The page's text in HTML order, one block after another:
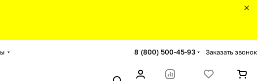
8 (800) 500-45-93 Заказать звонок